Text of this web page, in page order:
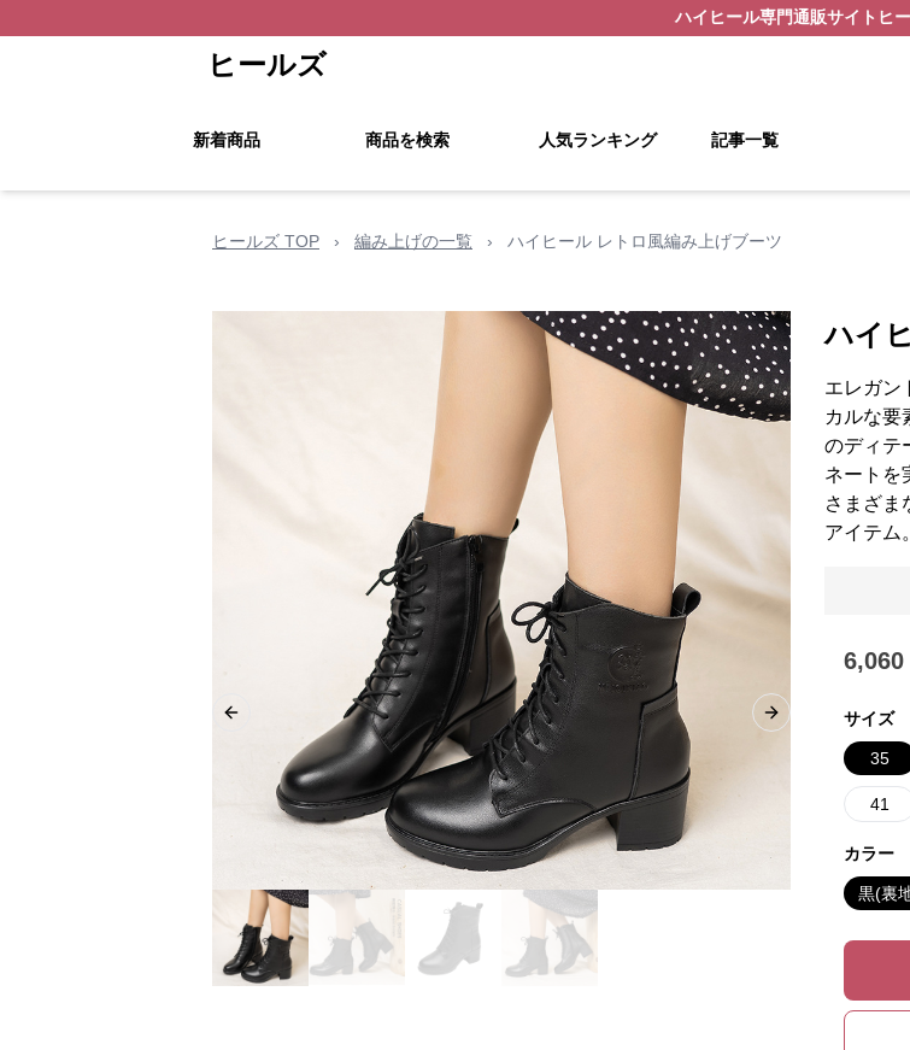
ハイヒール専門通販サイト ヒ
ヒールズ
新着商品 商品を検索 人気ランキング 記事一覧
ヒールズ TOP › 編み上げの一覧 › ハイヒール レトロ風編み上げブーツ
Previous slide Next slide
ハイ
エレガン
カルな要
のディテ
ネートを
さまざま
アイテム。
6,060
サイズ
35
41
カラー
黒(裏